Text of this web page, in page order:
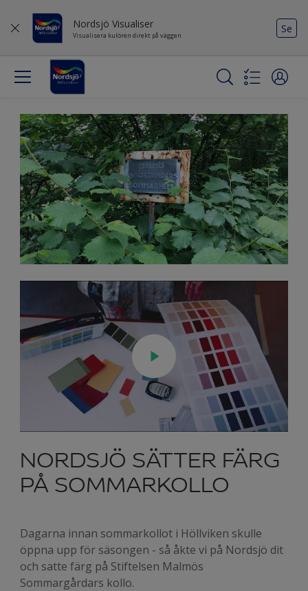
Nordsjö Visualiser
Visualisera kulören direkt på väggen
Se
NORDSJÖ SÄTTER FÄRG
PÅ SOMMARKOLLO
Dagarna innan sommarkollot i Höllviken skulle
öppna upp för säsongen - så åkte vi på Nordsjö dit
och satte färg på Stiftelsen Malmös
Sommargårdars kollo.